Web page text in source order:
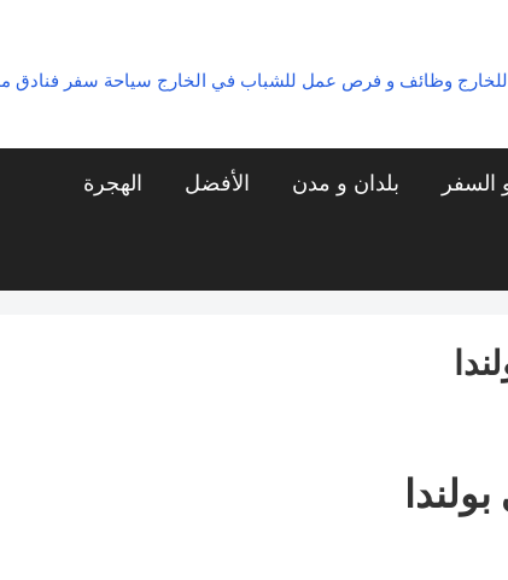
وظائف و فرص عمل للشباب في الخارج سياحة سفر فنادق
السفر بلدان و مدن الأفضل الهجرة